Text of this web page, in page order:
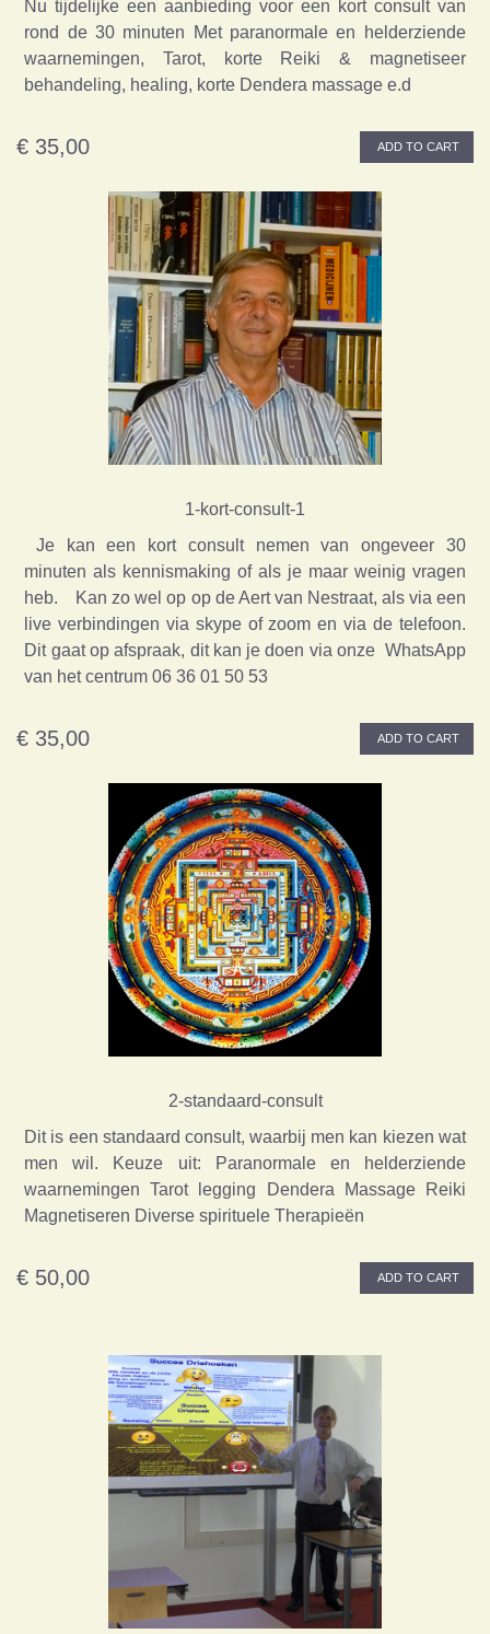
Nu tijdelijke een aanbieding voor een kort consult van
rond de 30 minuten Met paranormale en helderziende
waarnemingen, Tarot, korte Reiki & magnetiseer
behandeling, healing, korte Dendera massage e.d
€ 35,00 ADD TO CART
1-kort-consult-1
Je kan een kort consult nemen van ongeveer 30
minuten als kennismaking of als je maar weinig vragen
heb. Kan zo wel op op de Aert van Nestraat, als via een
live verbindingen via skype of zoom en via de telefoon.
Dit gaat op afspraak, dit kan je doen via onze WhatsApp
van het centrum 06 36 01 50 53
€ 35,00 ADD TO CART
2-standaard-consult
Dit is een standaard consult, waarbij men kan kiezen wat
men wil. Keuze uit: Paranormale en helderziende
waarnemingen Tarot legging Dendera Massage Reiki
Magnetiseren Diverse spirituele Therapieën
€ 50,00 ADD TO CART